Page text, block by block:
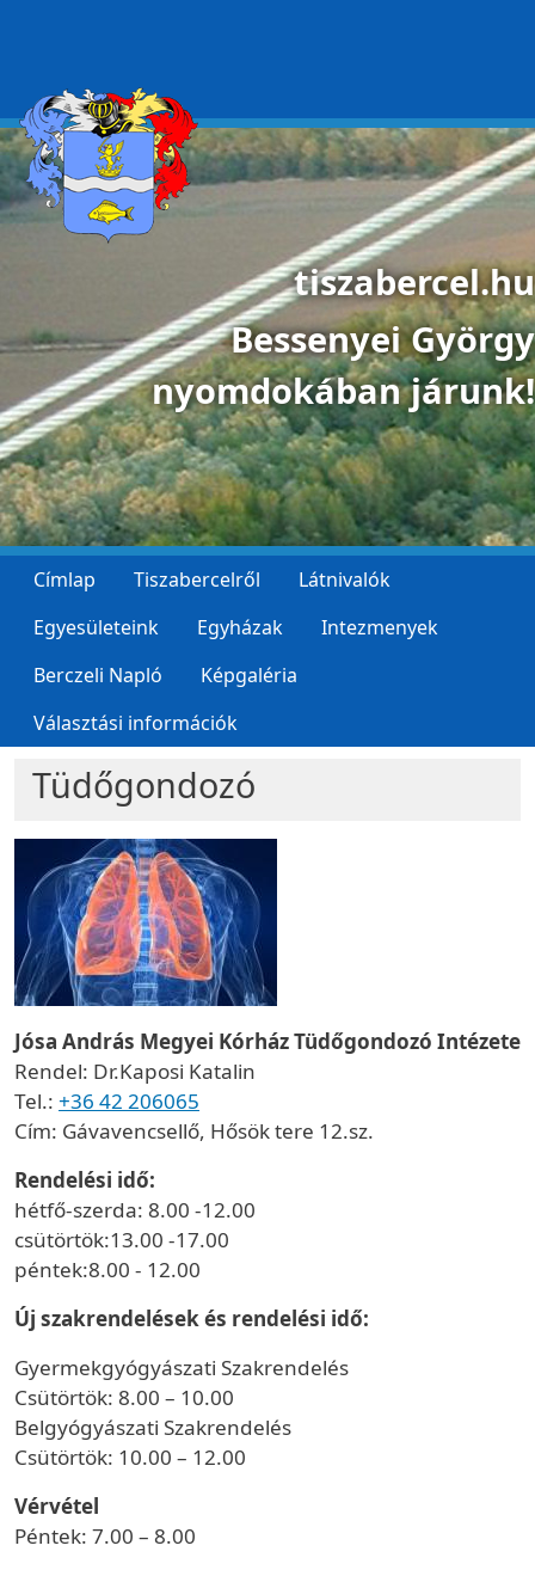
tiszabercel.hu
Bessenyei György
nyomdokában járunk!
Címlap Tiszabercelről
Látnivalók
Egyesületeink
Egyházak
Intezmenyek
Berczeli Napló
Képgaléria
Választási információk
Tüdőgondozó
Jósa András Megyei Kórház Tüdőgondozó Intézete
Rendel: Dr.Kaposi Katalin
Tel.: +36 42 206065
Cím: Gávavencsellő, Hősök tere 12.sz.
Rendelési idő:
hétfő-szerda: 8.00 -12.00
csütörtök:13.00 -17.00
péntek:8.00 - 12.00
Új szakrendelések és rendelési idő:
Gyermekgyógyászati Szakrendelés
Csütörtök: 8.00 – 10.00
Belgyógyászati Szakrendelés
Csütörtök: 10.00 – 12.00
Vérvétel
Péntek: 7.00 – 8.00